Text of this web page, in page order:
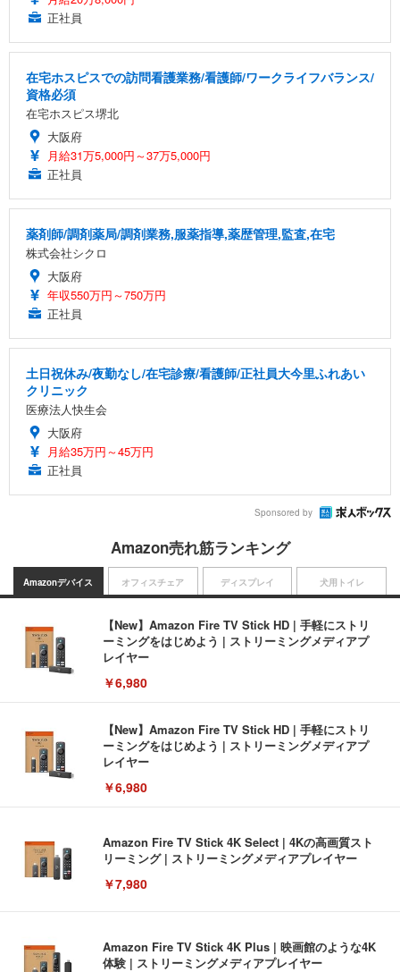
正社員
在宅ホスピスでの訪問看護業務/看護師/ワークライフバランス/
資格必須
在宅ホスピス堺北
大阪府
月給31万5,000円～37万5,000円
正社員
薬剤師/調剤薬局/調剤業務,服薬指導,薬歴管理,監査,在宅
株式会社シクロ
大阪府
年収550万円～750万円
正社員
土日祝休み/夜勤なし/在宅診療/看護師/正社員大今里ふれあい
クリニック
医療法人快生会
大阪府
月給35万円～45万円
正社員
Sponsored by
Amazon売れ筋ランキング
Amazonデバイス
【New】Amazon Fire TV Stick HD | 手軽にストリ
ーミングをはじめよう | ストリーミングメディアプ
レイヤー
￥6,980
【New】Amazon Fire TV Stick HD | 手軽にストリ
ーミングをはじめよう | ストリーミングメディアプ
レイヤー
￥6,980
Amazon Fire TV Stick 4K Select | 4Kの高画質スト
リーミング | ストリーミングメディアプレイヤー
￥7,980
Amazon Fire TV Stick 4K Plus | 映画館のような4K
体験 | ストリーミングメディアプレイヤー
オフィスチェア ディスプレイ 犬用トイレ